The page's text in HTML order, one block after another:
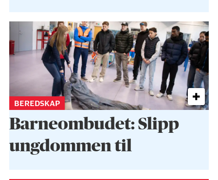
BEREDSKAP
Barneombudet: Slipp
ungdommen til